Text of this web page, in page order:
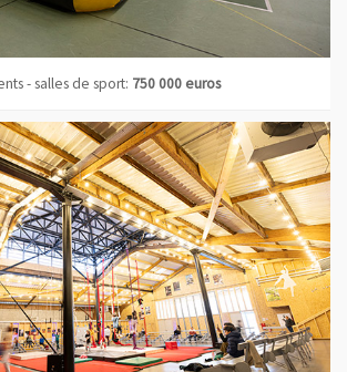
- salles de sport: 750 000 euros